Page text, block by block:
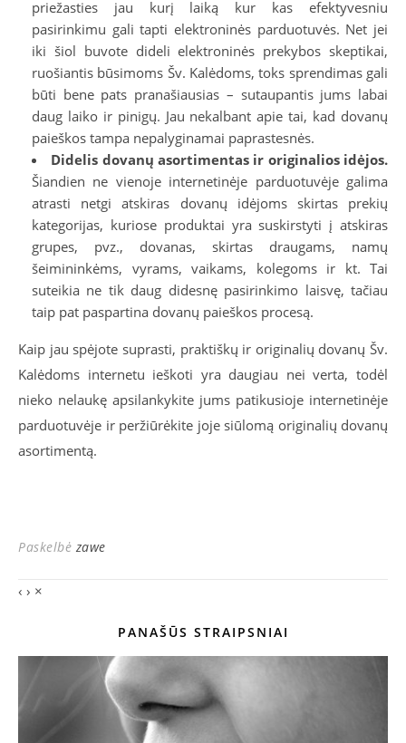
priežasties jau kurį laiką kur kas efektyvesniu
pasirinkimu gali tapti elektroninės parduotuvės. Net jei
iki šiol buvote dideli elektroninės prekybos skeptikai,
ruošiantis būsimoms Šv. Kalėdoms, toks sprendimas gali
būti bene pats pranašiausias – sutaupantis jums labai
daug laiko ir pinigų. Jau nekalbant apie tai, kad dovanų
paieškos tampa nepalyginamai paprastesnės.
Didelis dovanų asortimentas ir originalios idėjos.
Šiandien ne vienoje internetinėje parduotuvėje galima
atrasti netgi atskiras dovanų idėjoms skirtas prekių
kategorijas, kuriose produktai yra suskirstyti į atskiras
grupes, pvz., dovanas, skirtas draugams, namų
šeimininkėms, vyrams, vaikams, kolegoms ir kt. Tai
suteikia ne tik daug didesnę pasirinkimo laisvę, tačiau
taip pat paspartina dovanų paieškos procesą.
Kaip jau spėjote suprasti, praktiškų ir originalių dovanų Šv.
Kalėdoms internetu ieškoti yra daugiau nei verta, todėl
nieko nelaukę apsilankykite jums patikusioje internetinėje
parduotuvėje ir peržiūrėkite joje siūlomą originalių dovanų
asortimentą.
Paskelbė zawe
‹ › ×
PANAŠŪS STRAIPSNIAI